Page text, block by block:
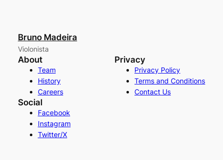
Bruno Madeira
Violonista
About
Team
History
Careers
Privacy
Privacy Policy
Terms and Conditions
Contact Us
Social
Facebook
Instagram
Twitter/X